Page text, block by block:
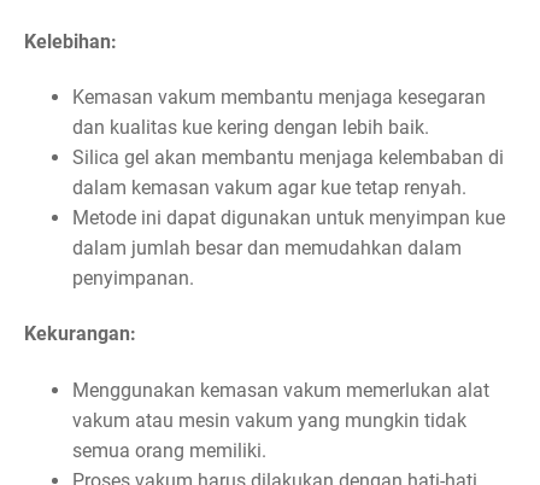
Kelebihan:
Kemasan vakum membantu menjaga kesegaran
dan kualitas kue kering dengan lebih baik.
Silica gel akan membantu menjaga kelembaban di
dalam kemasan vakum agar kue tetap renyah.
Metode ini dapat digunakan untuk menyimpan kue
dalam jumlah besar dan memudahkan dalam
penyimpanan.
Kekurangan:
Menggunakan kemasan vakum memerlukan alat
vakum atau mesin vakum yang mungkin tidak
semua orang memiliki.
Proses vakum harus dilakukan dengan hati-hati